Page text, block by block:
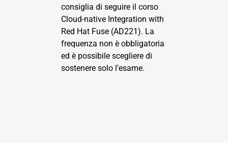
consiglia di seguire il corso
Cloud-native Integration with
Red Hat Fuse (AD221). La
frequenza non è obbligatoria
ed è possibile scegliere di
sostenere solo l’esame.